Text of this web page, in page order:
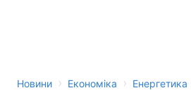
Новини › Економіка › Енергетика